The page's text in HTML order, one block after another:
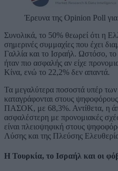
Έρευνα της Opinion Poll
Συνολικά, το 50% θεωρεί ότι η
σημερινές συμμαχίες που έχει
Γαλλία και το Ισραήλ. Ωστόσο,
ήταν πιο ασφαλής αν είχε
Κίνα, ενώ το 22,2% δεν απαντά.
Τα μεγαλύτερα ποσοστά υπέρ
καταγράφονται στους
ΠΑΣΟΚ, με 68,3%. Αντίθετα, η
ασφαλέστερη με προνομιακές
είναι πλειοψηφική στους
Λύσης και της Πλεύσης
Η Τουρκία, το Ισραήλ και οι